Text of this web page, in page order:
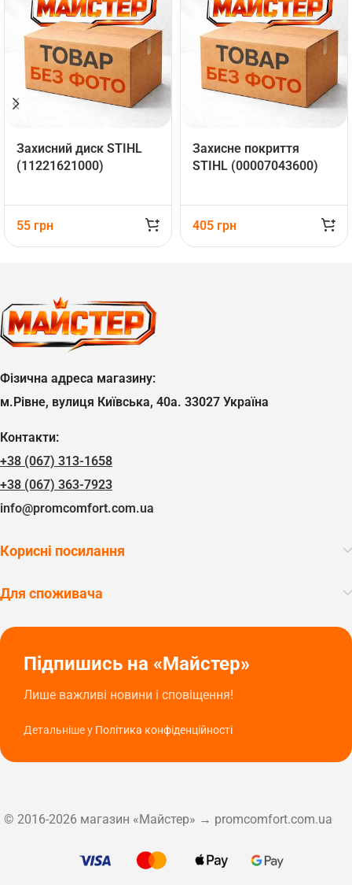
Захисний диск STIHL
(11221621000)
55 грн
Захисне покриття
STIHL (00007043600)
405 грн
Фізична адреса магазину:
м.Рівне, вулиця Київська, 40а. 33027 Україна
Контакти:
+38 (067) 313-1658
+38 (067) 363-7923
info@promcomfort.com.ua
Корисні посилання
Для споживача
Підпишись на «Майстер»
Лише важливі новини і сповіщення!
Детальніше у Політика конфіденційності
© 2016-2026 магазин «Майстер» → promcomfort.com.ua